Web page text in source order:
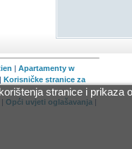
|Apartamenty w
|Korisničke stranice za
| Opći uvjeti oglašavanja |
stranice i prikaza